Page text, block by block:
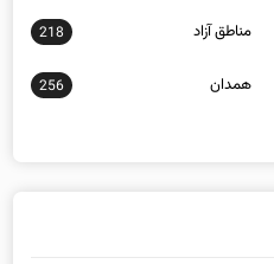
مناطق آزاد 218
همدان 256